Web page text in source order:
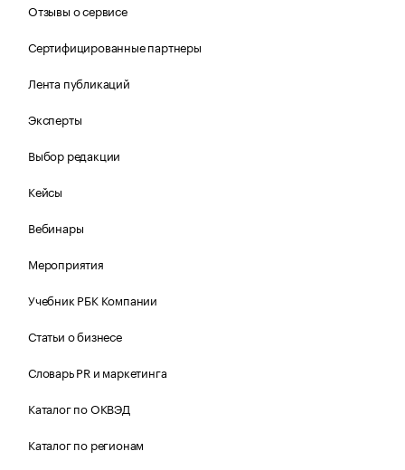
Отзывы о сервисе
Сертифицированные партнеры
Лента публикаций
Эксперты
Выбор редакции
Кейсы
Вебинары
Мероприятия
Учебник РБК Компании
Статьи о бизнесе
Словарь PR и маркетинга
Каталог по ОКВЭД
Каталог по регионам